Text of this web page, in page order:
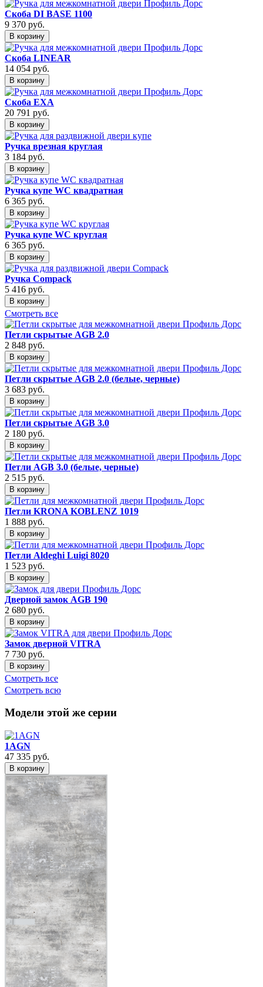
Скоба DI BASE 1100
9 370 руб.
В корзину
Скоба LINEAR
14 054 руб.
В корзину
Скоба EXA
20 791 руб.
В корзину
Ручка врезная круглая
3 184 руб.
В корзину
Ручка купе WC квадратная
6 365 руб.
В корзину
Ручка купе WC круглая
6 365 руб.
В корзину
Ручка Compack
5 416 руб.
В корзину
Смотреть все
Петли скрытые AGB 2.0
2 848 руб.
В корзину
Петли скрытые AGB 2.0 (белые, черные)
3 683 руб.
В корзину
Петли скрытые AGB 3.0
2 180 руб.
В корзину
Петли AGB 3.0 (белые, черные)
2 515 руб.
В корзину
Петли KRONA KOBLENZ 1019
1 888 руб.
В корзину
Петли Aldeghi Luigi 8020
1 523 руб.
В корзину
Дверной замок AGB 190
2 680 руб.
В корзину
Замок дверной VITRA
7 730 руб.
В корзину
Смотреть все
Смотреть всю
Модели этой же серии
1AGN
47 335 руб.
В корзину